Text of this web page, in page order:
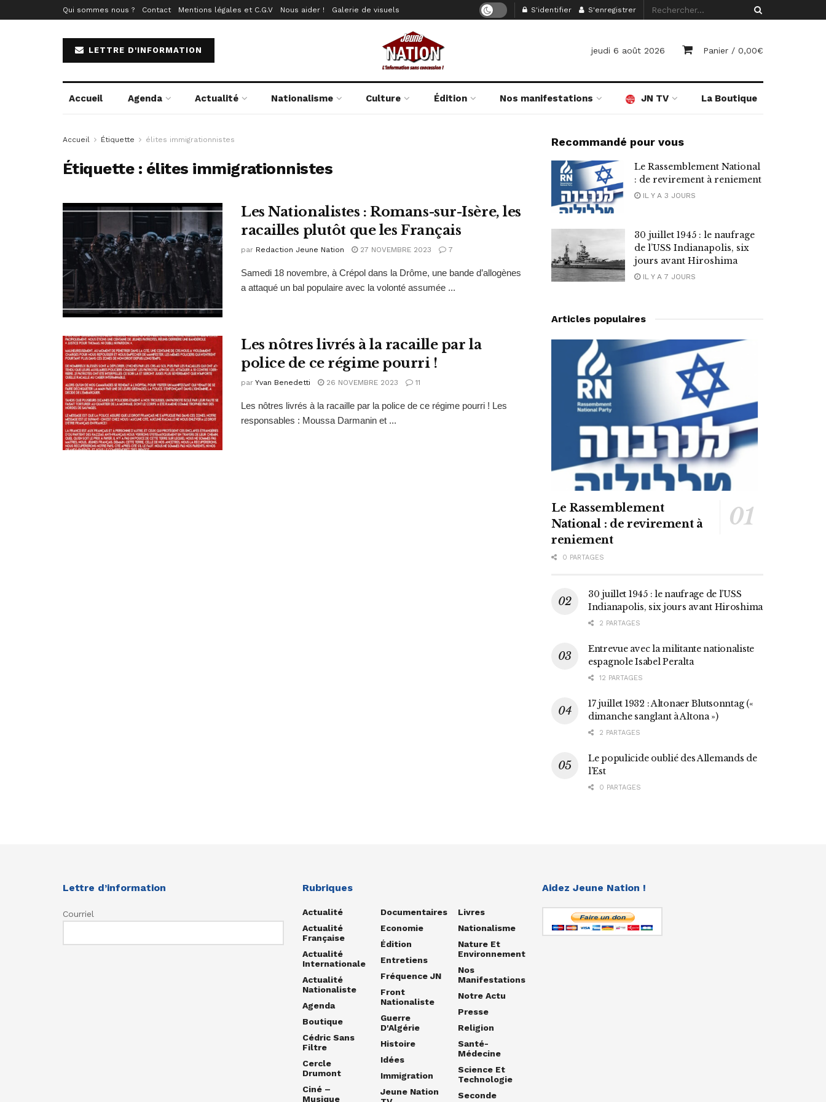
Qui sommes nous ? Contact Mentions légales et C.G.V Nous aider ! Galerie de visuels S'identifier S'enregistrer
LETTRE D'INFORMATION jeudi 6 août 2026 Panier / 0,00€
Accueil Agenda Actualité Nationalisme Culture Édition Nos manifestations JN TV La Boutique
Accueil Étiquette élites immigrationnistes
Étiquette : élites immigrationnistes
Les Nationalistes : Romans-sur-Isère, les
racailles plutôt que les Français
par Redaction Jeune Nation 27 NOVEMBRE 2023 7
Samedi 18 novembre, à Crépol dans la Drôme, une bande d’allogènes
a attaqué un bal populaire avec la volonté assumée ...
Les nôtres livrés à la racaille par la
police de ce régime pourri !
par Yvan Benedetti 26 NOVEMBRE 2023 11
Les nôtres livrés à la racaille par la police de ce régime pourri ! Les
responsables : Moussa Darmanin et ...
Recommandé pour vous
Le Rassemblement National
: de revirement à reniement
IL Y A 3 JOURS
30 juillet 1945 : le naufrage
de l’USS Indianapolis, six
jours avant Hiroshima
IL Y A 7 JOURS
Articles populaires
Le Rassemblement
National : de revirement à
reniement
0 PARTAGES
30 juillet 1945 : le naufrage de l’USS
Indianapolis, six jours avant Hiroshima
2 PARTAGES
Entrevue avec la militante nationaliste
espagnole Isabel Peralta
12 PARTAGES
17 juillet 1932 : Altonaer Blutsonntag («
dimanche sanglant à Altona »)
2 PARTAGES
Le populicide oublié des Allemands de
l’Est
0 PARTAGES
Lettre d’information
Courriel
Rubriques
Actualité
Actualité
Française
Actualité
Internationale
Actualité
Nationaliste
Agenda
Boutique
Cédric Sans
Filtre
Cercle
Drumont
Ciné –
Musique
Documentaires
Economie
Édition
Entretiens
Fréquence JN
Front
Nationaliste
Guerre
D'Algérie
Histoire
Idées
Immigration
Jeune Nation
Livres
Nationalisme
Nature Et
Environnement
Nos
Manifestations
Notre Actu
Presse
Religion
Santé-
Médecine
Science Et
Technologie
Seconde
Aidez Jeune Nation !